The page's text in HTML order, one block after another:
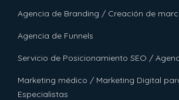
Agencia de Branding / Creación de
Agencia de Funnels
Servicio de Posicionamiento SEO /
Marketing médico / Marketing Digital
Especialistas